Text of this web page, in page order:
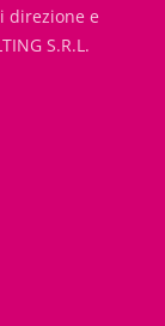
direzione e
S.R.L.